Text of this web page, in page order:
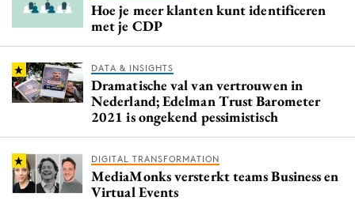
Hoe je meer klanten kunt identificeren
met je CDP
DATA & INSIGHTS
Dramatische val van vertrouwen in
Nederland; Edelman Trust Barometer
2021 is ongekend pessimistisch
DIGITAL TRANSFORMATION
MediaMonks versterkt teams Business en
Virtual Events